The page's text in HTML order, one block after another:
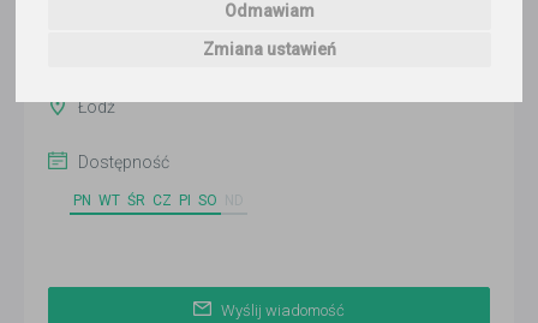
Odmawiam
Zmiana ustawień
Łódź
Dostępność
PN WT ŚR CZ PI SO
Wyślij wiadomość